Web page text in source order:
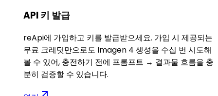
API 키 발급
reApi에 가입하고 키를 발급받으세요. 가입 시 제공되는
무료 크레딧만으로도 Imagen 4 생성을 수십 번 시도해
볼 수 있어, 충전하기 전에 프롬프트 → 결과물 흐름을 충
분히 검증할 수 있습니다.